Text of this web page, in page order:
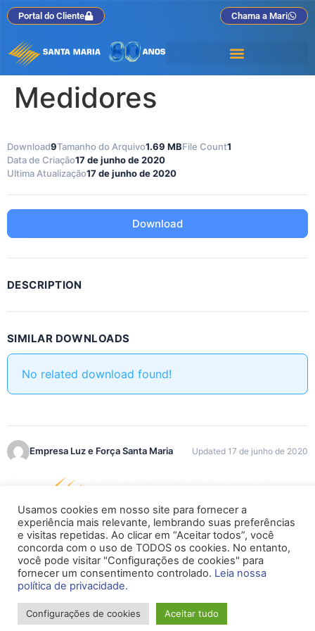
Portal do Cliente Chama a Mari
Medidores
Download9Tamanho do Arquivo1.69 MBFile Count1
Data de Criação17 de junho de 2020
Ultima Atualização17 de junho de 2020
Download
DESCRIPTION
SIMILAR DOWNLOADS
No related download found!
Empresa Luz e Força Santa Maria Updated 17 de junho de 2020
Todos os direitos reservados
Usamos cookies em nosso site para fornecer a
experiência mais relevante, lembrando suas preferências
e visitas repetidas. Ao clicar em “Aceitar todos”, você
concorda com o uso de TODOS os cookies. No entanto,
você pode visitar "Configurações de cookies" para
fornecer um consentimento controlado. Leia nossa
política de privacidade.
Configurações de cookies Aceitar tudo